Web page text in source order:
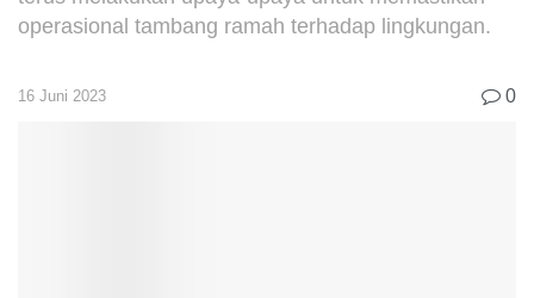
operasional tambang ramah terhadap lingkungan.
16 Juni 2023 0